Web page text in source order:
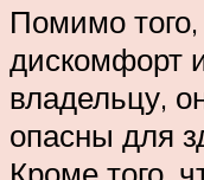
Помимо
дискомфорт
владельцу,
опасны для
Кроме того,